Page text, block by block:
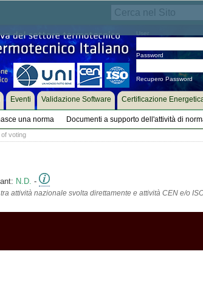
Password
Recupero Password
una norma Documenti a supporto dell'attività di
Eventi Validazione Software Certificazione
voting
N.D. -
attività nazionale svolta direttamente e attività CEN e/o